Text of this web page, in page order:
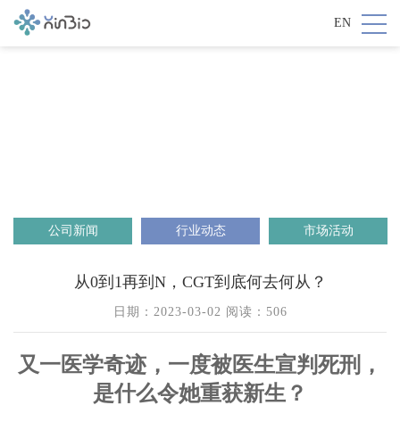
EN
公司新闻 行业动态 市场活动
从0到1再到N，CGT到底何去何从？
日期：2023-03-02 阅读： 506
又一医学奇迹，一度被医生宣判死刑，
是什么令她重获新生？